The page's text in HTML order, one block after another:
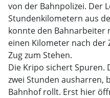
von der Bahnpolizei. Der
Stundenkilometern aus
konnte den Bahnarbeiter
einen Kilometer nach der
Zug zum Stehen.
Die Kripo sichert Spuren.
zwei Stunden ausharren,
Bahnhof rollt. Erst hier